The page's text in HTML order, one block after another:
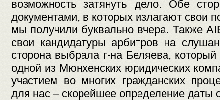
возможность затянуть дело. Обе
документами, в которых излагают свои
мы получили буквально вчера. Также
свои кандидатуры арбитров на
сторона выбрала г-на Беляева, который
одной из Мюнхенских юридических
участием во многих гражданских
для нас – скорейшее определение даты